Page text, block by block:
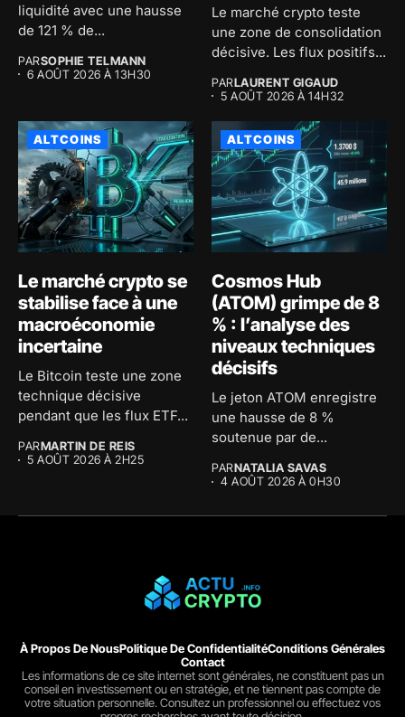
liquidité avec une hausse
de 121 % de...
PARSOPHIE TELMANN
6 AOÛT 2026 À 13H30
Le marché crypto teste
une zone de consolidation
décisive. Les flux positifs...
PARLAURENT GIGAUD
5 AOÛT 2026 À 14H32
ALTCOINS
Le marché crypto se
stabilise face à une
macroéconomie
incertaine
Le Bitcoin teste une zone
technique décisive
pendant que les flux ETF...
PARMARTIN DE REIS
5 AOÛT 2026 À 2H25
ALTCOINS
Cosmos Hub
(ATOM) grimpe de 8
% : l’analyse des
niveaux techniques
décisifs
Le jeton ATOM enregistre
une hausse de 8 %
soutenue par de...
PARNATALIA SAVAS
4 AOÛT 2026 À 0H30
À Propos De NousPolitique De ConfidentialitéConditions Générales
Contact
Les informations de ce site internet sont générales, ne constituent pas un
conseil en investissement ou en stratégie, et ne tiennent pas compte de
votre situation personnelle. Consultez un professionnel ou effectuez vos